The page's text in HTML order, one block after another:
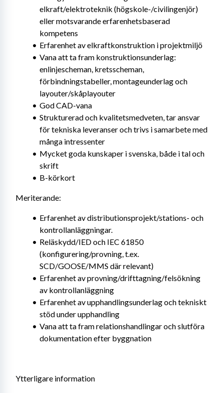
elkraft/elektroteknik (högskole-/civilingenjör)
eller motsvarande erfarenhetsbaserad
kompetens
Erfarenhet av elkraftkonstruktion i projektmiljö
Vana att ta fram konstruktionsunderlag:
enlinjescheman, kretsscheman,
förbindningstabeller, montageunderlag och
layouter/skåplayouter
God CAD-vana
Strukturerad och kvalitetsmedveten, tar ansvar
för tekniska leveranser och trivs i samarbete med
många intressenter
Mycket goda kunskaper i svenska, både i tal och
skrift
B-körkort
Meriterande:
Erfarenhet av distributionsprojekt/stations- och
kontrollanläggningar.
Reläskydd/IED och IEC 61850
(konfigurering/provning, t.ex.
SCD/GOOSE/MMS där relevant)
Erfarenhet av provning/drifttagning/felsökning
av kontrollanläggning
Erfarenhet av upphandlingsunderlag och tekniskt
stöd under upphandling
Vana att ta fram relationshandlingar och slutföra
dokumentation efter byggnation
Ytterligare information